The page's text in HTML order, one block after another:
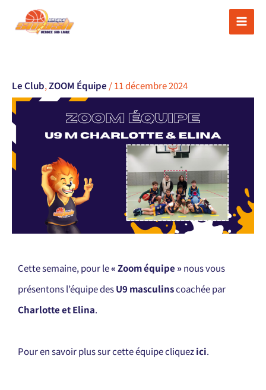
Le Club,ZOOM Équipe /11 décembre 2024
Cette semaine, pour le« Zoom équipe »nous vous
présentons l’équipe desU9 masculinscoachée par
Charlotte et Elina.
Pour en savoir plus sur cette équipe cliquezici.